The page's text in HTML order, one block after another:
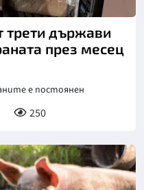
трети държави
през месец
е постоянен
250